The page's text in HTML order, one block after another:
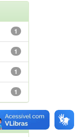
1
1
1
1